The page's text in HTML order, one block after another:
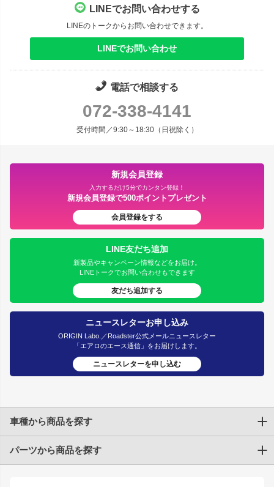
LINEでお問い合わせする
LINEのトークからお問い合わせできます。
LINEでお問い合わせ
電話で相談する
072-338-4141
受付時間／9:30～18:30（日祝除く）
新規会員登録
入力するだけ5分でカンタン登録！
新規会員登録で500ポイントプレゼント
会員登録をする
LINE友だち追加
新製品やキャンペーン情報などをお届け。
LINEトークでお問い合わせもできます
友だち追加する
ニュースレターお申し込み
ORIGIN Labo.／Roadster公式メールニュースレター
「エアロのエース通信」をお届けします。
ニュースレターを申し込む
車種から商品を探す
トヨタ
パーツから商品を探す